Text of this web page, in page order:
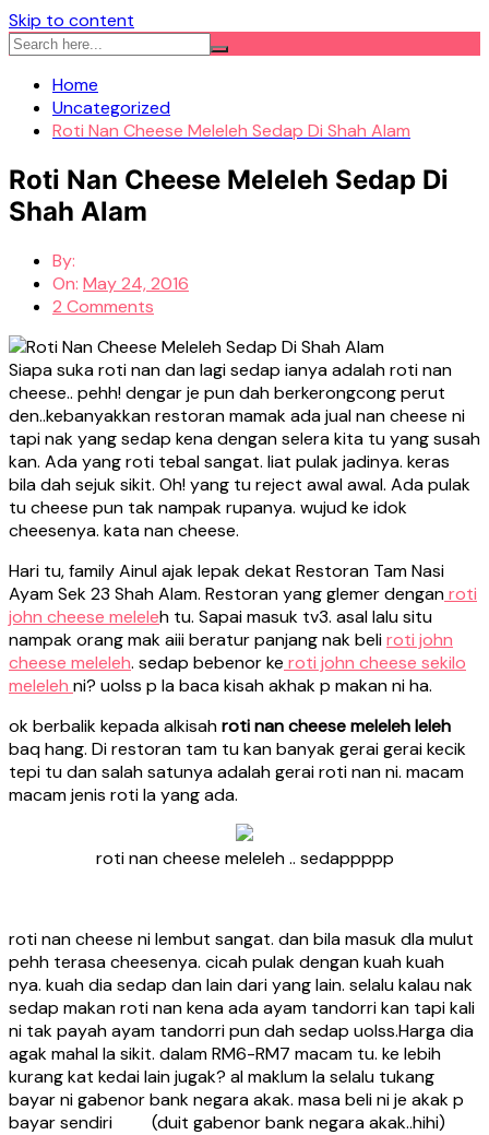
Skip to content
Home
Uncategorized
Roti Nan Cheese Meleleh Sedap Di Shah Alam
Roti Nan Cheese Meleleh Sedap Di
Shah Alam
By:
On: May 24, 2016
2 Comments
Siapa suka roti nan dan lagi sedap ianya adalah roti nan
cheese.. pehh! dengar je pun dah berkerongcong perut
den..kebanyakkan restoran mamak ada jual nan cheese ni
tapi nak yang sedap kena dengan selera kita tu yang susah
kan. Ada yang roti tebal sangat. liat pulak jadinya. keras
bila dah sejuk sikit. Oh! yang tu reject awal awal. Ada pulak
tu cheese pun tak nampak rupanya. wujud ke idok
cheesenya. kata nan cheese.
Hari tu, family Ainul ajak lepak dekat Restoran Tam Nasi
Ayam Sek 23 Shah Alam. Restoran yang glemer denganroti
john cheese meleleh tu. Sapai masuk tv3. asal lalu situ
nampak orang mak aiii beratur panjang nak beliroti john
cheese meleleh. sedap bebenor ke roti john cheese sekilo
meleleh ni? uolss p la baca kisah akhak p makan ni ha.
ok berbalik kepada alkisahroti nan cheese meleleh leleh
baq hang. Di restoran tam tu kan banyak gerai gerai kecik
tepi tu dan salah satunya adalah gerai roti nan ni. macam
macam jenis roti la yang ada.
roti nan cheese meleleh .. sedappppp
roti nan cheese ni lembut sangat. dan bila masuk dla mulut
pehh terasa cheesenya. cicah pulak dengan kuah kuah
nya. kuah dia sedap dan lain dari yang lain. selalu kalau nak
sedap makan roti nan kena ada ayam tandorri kan tapi kali
ni tak payah ayam tandorri pun dah sedap uolss.Harga dia
agak mahal la sikit. dalam RM6-RM7 macam tu. ke lebih
kurang kat kedai lain jugak? al maklum la selalu tukang
bayar ni gabenor bank negara akak. masa beli ni je akak p
bayar sendiri (duit gabenor bank negara akak..hihi)